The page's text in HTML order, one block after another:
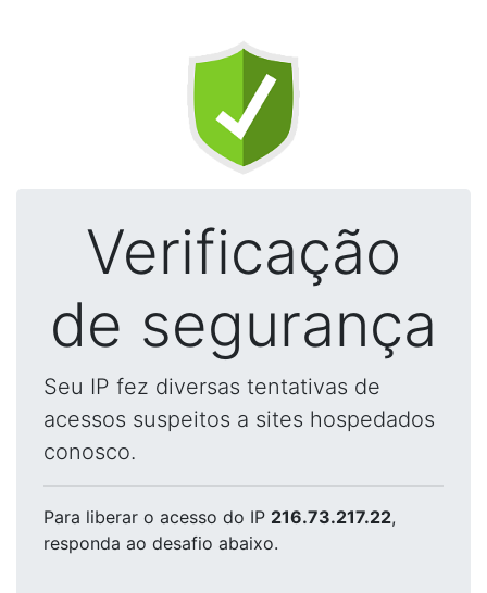
Verificação
de segurança
Seu IP fez diversas tentativas de
acessos suspeitos a sites hospedados
conosco.
Para liberar o acesso do IP 216.73.217.22,
responda ao desafio abaixo.